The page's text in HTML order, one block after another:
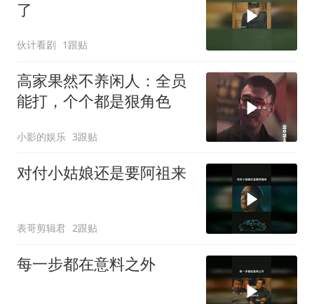
了
伙计看剧 1跟贴
高家果然不养闲人：全员
能打，个个都是狠角色
小影的娱乐 3跟贴
对付小姑娘还是要阿祖来
表哥剪辑君 2跟贴
每一步都在意料之外